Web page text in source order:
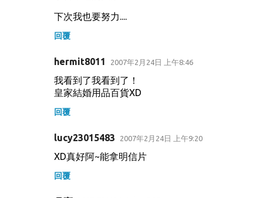
下次我也要努力....
回覆
hermit8011 2007年2月24日 上午8:46
我看到了我看到了！
皇家結婚用品百貨XD
回覆
lucy23015483 2007年2月24日 上午9:20
XD真好阿~能拿明信片
回覆